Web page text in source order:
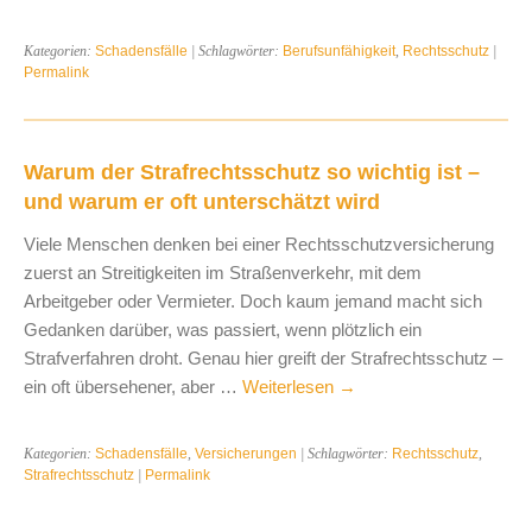
Kategorien: Schadensfälle | Schlagwörter: Berufsunfähigkeit, Rechtsschutz |
Permalink
Warum der Strafrechtsschutz so wichtig ist –
und warum er oft unterschätzt wird
Viele Menschen denken bei einer Rechtsschutzversicherung
zuerst an Streitigkeiten im Straßenverkehr, mit dem
Arbeitgeber oder Vermieter. Doch kaum jemand macht sich
Gedanken darüber, was passiert, wenn plötzlich ein
Strafverfahren droht. Genau hier greift der Strafrechtsschutz –
ein oft übersehener, aber … Weiterlesen →
Kategorien: Schadensfälle Versicherungen | Schlagwörter: Rechtsschutz
Strafrechtsschutz | Permalink